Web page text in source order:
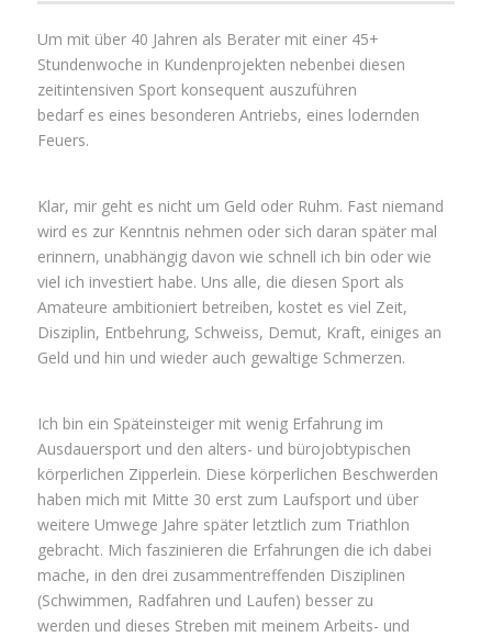
Um mit über 40 Jahren als Berater mit einer 45+
Stundenwoche in Kundenprojekten nebenbei diesen
zeitintensiven Sport konsequent auszuführen
bedarf es eines besonderen Antriebs, eines lodernden
Feuers.
Klar, mir geht es nicht um Geld oder Ruhm. Fast niemand
wird es zur Kenntnis nehmen oder sich daran später mal
erinnern, unabhängig davon wie schnell ich bin oder wie
viel ich investiert habe. Uns alle, die diesen Sport als
Amateure ambitioniert betreiben, kostet es viel Zeit,
Disziplin, Entbehrung, Schweiss, Demut, Kraft, einiges an
Geld und hin und wieder auch gewaltige Schmerzen.
Ich bin ein Späteinsteiger mit wenig Erfahrung im
Ausdauersport und den alters- und bürojobtypischen
körperlichen Zipperlein. Diese körperlichen Beschwerden
haben mich mit Mitte 30 erst zum Laufsport und über
weitere Umwege Jahre später letztlich zum Triathlon
gebracht. Mich faszinieren die Erfahrungen die ich dabei
mache, in den drei zusammentreffenden Disziplinen
(Schwimmen, Radfahren und Laufen) besser zu
werden und dieses Streben mit meinem Arbeits- und